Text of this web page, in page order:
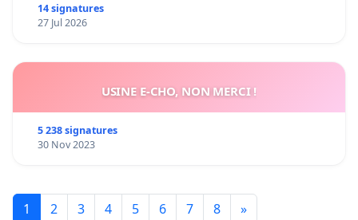
14 signatures
27 Jul 2026
USINE E-CHO, NON MERCI !
5 238 signatures
30 Nov 2023
1 2 3 4 5 6 7 8 »